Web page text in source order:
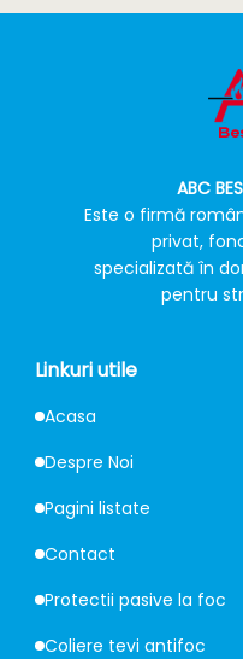
ABC
Este o firmă
privat,
specializată în
pentru
Linkuri utile
Acasa
Despre Noi
Pagini listate
Contact
Protectii pasive la foc
Coliere tevi antifoc